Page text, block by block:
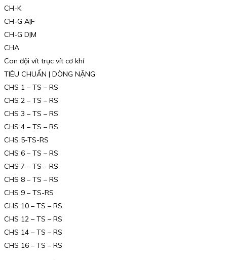
CH-K
CH-G A|F
CH-G D|M
CHA
Con đội vít trục vít cơ khí
TIÊU CHUẨN | DÒNG NẶNG
CHS 1 – TS – RS
CHS 2 – TS – RS
CHS 3 – TS – RS
CHS 4 – TS – RS
CHS 5-TS-RS
CHS 6 – TS – RS
CHS 7 – TS – RS
CHS 8 – TS – RS
CHS 9 – TS-RS
CHS 10 – TS – RS
CHS 12 – TS – RS
CHS 14 – TS – RS
CHS 16 – TS – RS